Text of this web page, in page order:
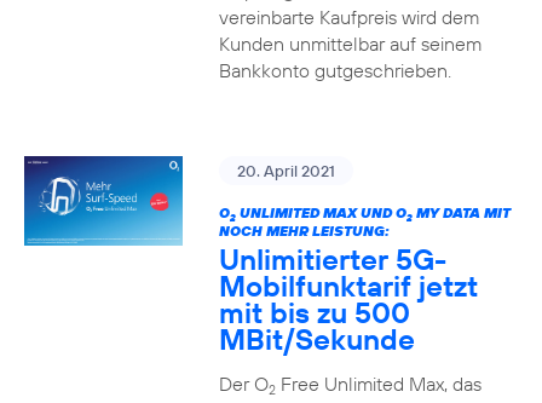
vereinbarte Kaufpreis wird dem
Kunden unmittelbar auf seinem
Bankkonto gutgeschrieben.
20. April 2021
O2UNLIMITED MAX UND O2MY DATA MIT
NOCH MEHR LEISTUNG:
Unlimitierter 5G-
Mobilfunktarif jetzt
mit bis zu 500
MBit/Sekunde
Der O2Free Unlimited Max, das